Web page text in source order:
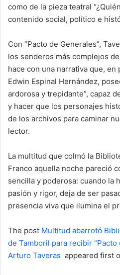
como de la pieza teatral
contenido social, político e
Con “Pacto de Generales”,
los senderos más complejos
hace con una narrativa que,
Edwin Espinal Hernández,
ardorosa y trepidante”, capaz
y hacer que los personajes
de los archivos para caminar
lector.
La multitud que colmó la
Franco aquella noche pareció
sencilla y poderosa: cuando la
pasión y rigor, deja de ser
presencia viva que ilumina el
The post Multitud abarrotó
de Tamboril para recibir “Pacto
Arturo Taveras appeared first